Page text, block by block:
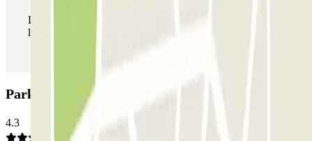
Durante tu estancia podrás entrar y salir del parking todas
las veces que quieras.
Parking IC Aparcamiento Centro: Opiniones
4.3